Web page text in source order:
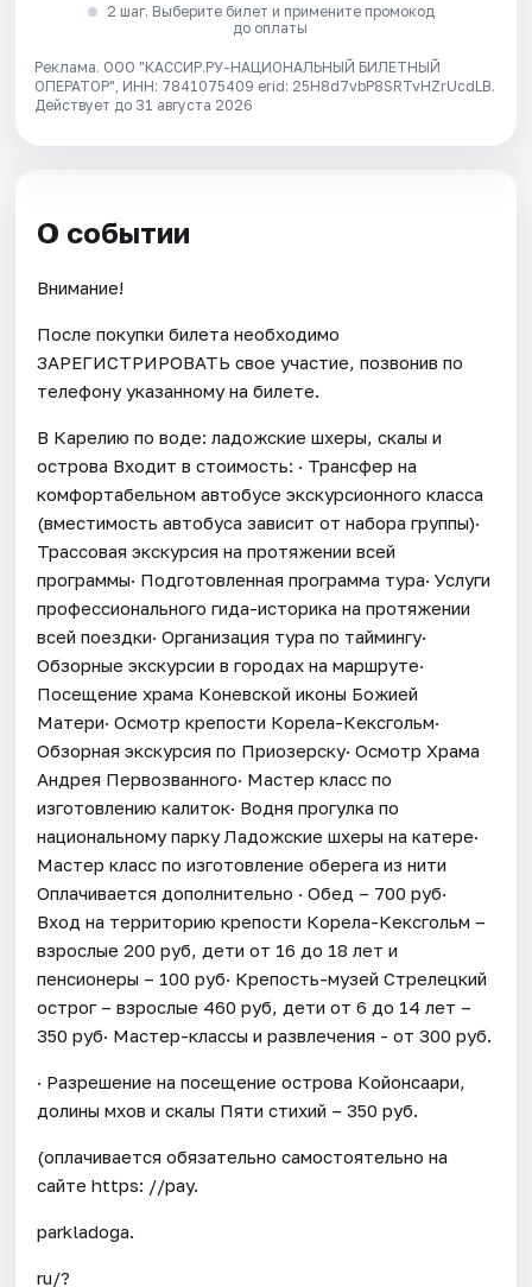
2 шаг. Выберите билет и примените промокод
до оплаты
Реклама. ООО "КАССИР.РУ-НАЦИОНАЛЬНЫЙ БИЛЕТНЫЙ
ОПЕРАТОР", ИНН: 7841075409 erid: 25H8d7vbP8SRTvHZrUcdLB.
Действует до 31 августа 2026
О событии
Внимание!
После покупки билета необходимо
ЗАРЕГИСТРИРОВАТЬ свое участие, позвонив по
телефону указанному на билете.
В Карелию по воде: ладожские шхеры, скалы и
острова Входит в стоимость: · Трансфер на
комфортабельном автобусе экскурсионного класса
(вместимость автобуса зависит от набора группы)·
Трассовая экскурсия на протяжении всей
программы· Подготовленная программа тура· Услуги
профессионального гида-историка на протяжении
всей поездки· Организация тура по таймингу·
Обзорные экскурсии в городах на маршруте·
Посещение храма Коневской иконы Божией
Матери· Осмотр крепости Корела-Кексгольм·
Обзорная экскурсия по Приозерску· Осмотр Храма
Андрея Первозванного· Мастер класс по
изготовлению калиток· Водня прогулка по
национальному парку Ладожские шхеры на катере·
Мастер класс по изготовление оберега из нити
Оплачивается дополнительно · Обед – 700 руб·
Вход на территорию крепости Корела-Кексгольм –
взрослые 200 руб, дети от 16 до 18 лет и
пенсионеры – 100 руб· Крепость-музей Стрелецкий
острог – взрослые 460 руб, дети от 6 до 14 лет –
350 руб· Мастер-классы и развлечения - от 300 руб.
· Разрешение на посещение острова Койонсаари,
долины мхов и скалы Пяти стихий – 350 руб.
(оплачивается обязательно самостоятельно на
сайте https: //pay.
parkladoga.
ru/?